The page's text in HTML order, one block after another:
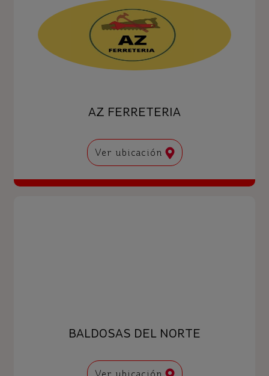
AZ FERRETERIA
Ver ubicación
BALDOSAS DEL NORTE
Ver ubicación